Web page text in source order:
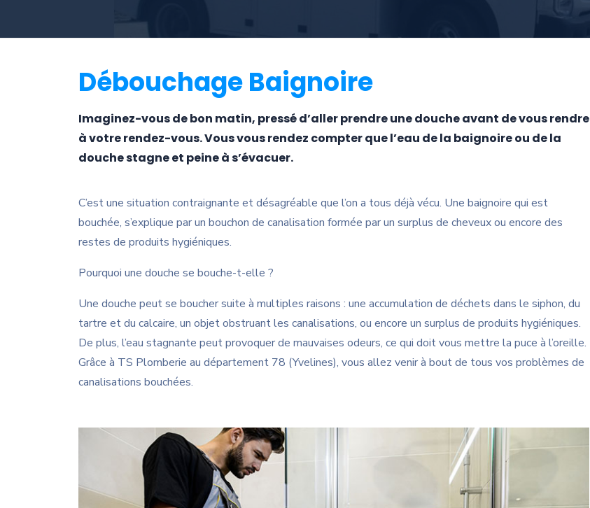
Débouchage Baignoire
Imaginez-vous de bon matin, pressé d’aller prendre une douche avant de vous rendre
à votre rendez-vous. Vous vous rendez compter que l’eau de la baignoire ou de la
douche stagne et peine à s’évacuer.
C’est une situation contraignante et désagréable que l’on a tous déjà vécu. Une baignoire qui est
bouchée, s’explique par un bouchon de canalisation formée par un surplus de cheveux ou encore des
restes de produits hygiéniques.
Pourquoi une douche se bouche-t-elle ?
Une douche peut se boucher suite à multiples raisons : une accumulation de déchets dans le siphon, du
tartre et du calcaire, un objet obstruant les canalisations, ou encore un surplus de produits hygiéniques.
De plus, l’eau stagnante peut provoquer de mauvaises odeurs, ce qui doit vous mettre la puce à l’oreille.
Grâce à TS Plomberie au département 78 (Yvelines), vous allez venir à bout de tous vos problèmes de
canalisations bouchées.